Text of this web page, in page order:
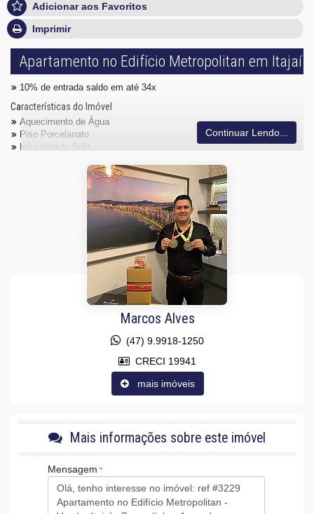
Adicionar aos Favoritos
Imprimir
Apartamento no Edifício Metropolitan em Itajaí
10% de entrada saldo em até 34x
Características do Imóvel
Aquecimento de Água
Piso Porcelanato
Infra para Ar Split
Acabamento em Gesso
Fechadura Eletrônica
Sacada com Churrasqueira
Cozinha Americana
Características do Empreendimento
Playground
Brinquedoteca
Quiosque Externo
Bicicletário
Câmeras de Segurança
Gás Central
Continuar Lendo...
Marcos Alves
(47) 9.9918-1250
CRECI 19941
mais imóveis
Mais informações sobre este imóvel
Mensagem